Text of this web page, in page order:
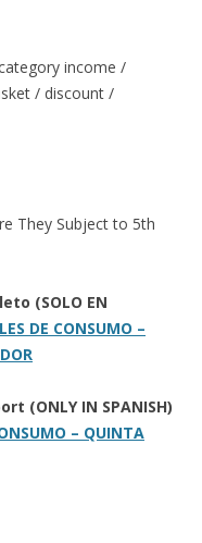
income /
/ discount /
They Subject to 5th
(SOLO EN
DE CONSUMO –
(ONLY IN SPANISH)
– QUINTA